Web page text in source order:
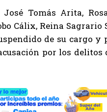
Tomás Arita,
Cálix, Reina
de su cargo
por los delitos